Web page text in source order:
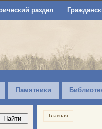
раздел
Памятники
Главная